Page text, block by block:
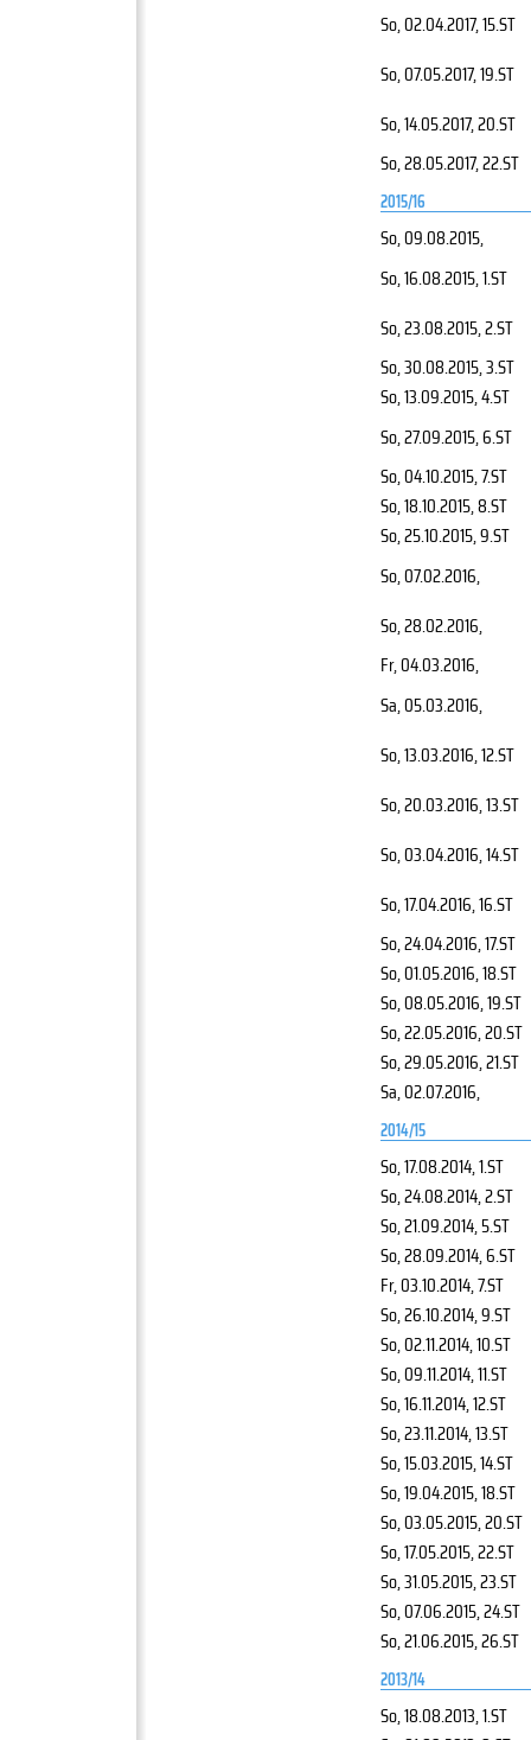
So, 02.04.2017, 15.ST
So, 07.05.2017, 19.ST
So, 14.05.2017, 20.ST
So, 28.05.2017, 22.ST
2015/16
So, 09.08.2015,
So, 16.08.2015, 1.ST
So, 23.08.2015, 2.ST
So, 30.08.2015, 3.ST
So, 13.09.2015, 4.ST
So, 27.09.2015, 6.ST
So, 04.10.2015, 7.ST
So, 18.10.2015, 8.ST
So, 25.10.2015, 9.ST
So, 07.02.2016,
So, 28.02.2016,
Fr, 04.03.2016,
Sa, 05.03.2016,
So, 13.03.2016, 12.ST
So, 20.03.2016, 13.ST
So, 03.04.2016, 14.ST
So, 17.04.2016, 16.ST
So, 24.04.2016, 17.ST
So, 01.05.2016, 18.ST
So, 08.05.2016, 19.ST
So, 22.05.2016, 20.ST
So, 29.05.2016, 21.ST
Sa, 02.07.2016,
2014/15
So, 17.08.2014, 1.ST
So, 24.08.2014, 2.ST
So, 21.09.2014, 5.ST
So, 28.09.2014, 6.ST
Fr, 03.10.2014, 7.ST
So, 26.10.2014, 9.ST
So, 02.11.2014, 10.ST
So, 09.11.2014, 11.ST
So, 16.11.2014, 12.ST
So, 23.11.2014, 13.ST
So, 15.03.2015, 14.ST
So, 19.04.2015, 18.ST
So, 03.05.2015, 20.ST
So, 17.05.2015, 22.ST
So, 31.05.2015, 23.ST
So, 07.06.2015, 24.ST
So, 21.06.2015, 26.ST
2013/14
So, 18.08.2013, 1.ST